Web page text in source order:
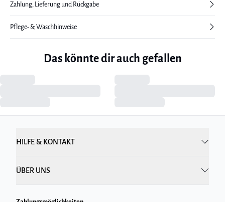
Zahlung, Lieferung und Rückgabe
Pflege- & Waschhinweise
Das könnte dir auch gefallen
HILFE & KONTAKT
ÜBER UNS